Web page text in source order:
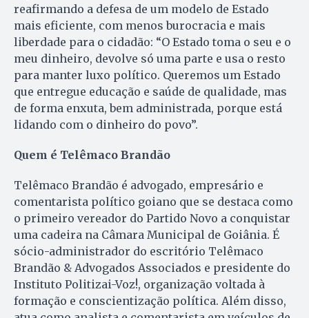
reafirmando a defesa de um modelo de Estado
mais eficiente, com menos burocracia e mais
liberdade para o cidadão: “O Estado toma o seu e o
meu dinheiro, devolve só uma parte e usa o resto
para manter luxo político. Queremos um Estado
que entregue educação e saúde de qualidade, mas
de forma enxuta, bem administrada, porque está
lidando com o dinheiro do povo”.
Quem é Telêmaco Brandão
Telêmaco Brandão é advogado, empresário e
comentarista político goiano que se destaca como
o primeiro vereador do Partido Novo a conquistar
uma cadeira na Câmara Municipal de Goiânia. É
sócio-administrador do escritório Telêmaco
Brandão & Advogados Associados e presidente do
Instituto Politizai-Voz!, organização voltada à
formação e conscientização política. Além disso,